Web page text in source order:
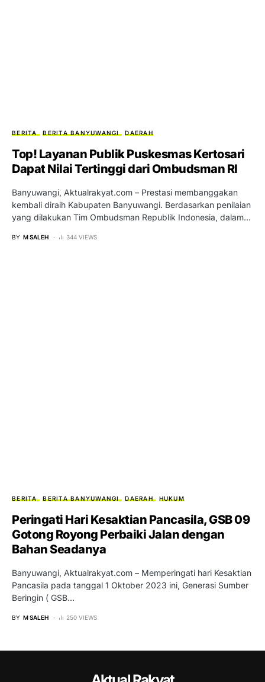
BERITA BERITA BANYUWANGI DAERAH
Top! Layanan Publik Puskesmas Kertosari
Dapat Nilai Tertinggi dari Ombudsman RI
Banyuwangi, Aktualrakyat.com – Prestasi membanggakan
kembali diraih Kabupaten Banyuwangi. Berdasarkan penilaian
yang dilakukan Tim Ombudsman Republik Indonesia, dalam…
BY M SALEH 344 VIEWS
BERITA BERITA BANYUWANGI DAERAH HUKUM
Peringati Hari Kesaktian Pancasila, GSB 09
Gotong Royong Perbaiki Jalan dengan
Bahan Seadanya
Banyuwangi, Aktualrakyat.com – Memperingati hari Kesaktian
Pancasila pada tanggal 1 Oktober 2023 ini, Generasi Sumber
Beringin ( GSB…
BY M SALEH 250 VIEWS